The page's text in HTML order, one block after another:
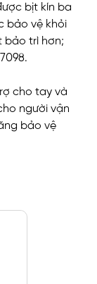
bịt kín ba
bảo vệ khỏi
bảo trì hơn;
cho tay và
người vận
bảo vệ